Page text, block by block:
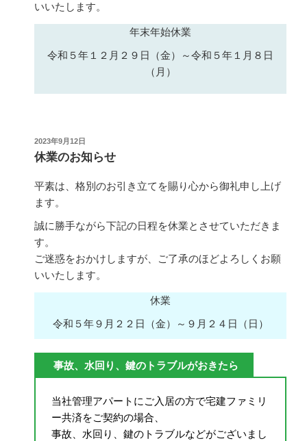
いいたします。
年末年始休業
令和５年１２月２９日（金）～令和５年１月８日
（月）
投
稿
日:
2023年9月12日
休業のお知らせ
平素は、格別のお引き立てを賜り心から御礼申し上げ
ます。
誠に勝手ながら下記の日程を休業とさせていただきま
す。
ご迷惑をおかけしますが、ご了承のほどよろしくお願
いいたします。
休業
令和５年９月２２日（金）～９月２４日（日）
事故、水回り、鍵のトラブルがおきたら
当社管理アパートにご入居の方で宅建ファミリ
ー共済をご契約の場合、
事故、水回り、鍵のトラブルなどがございまし